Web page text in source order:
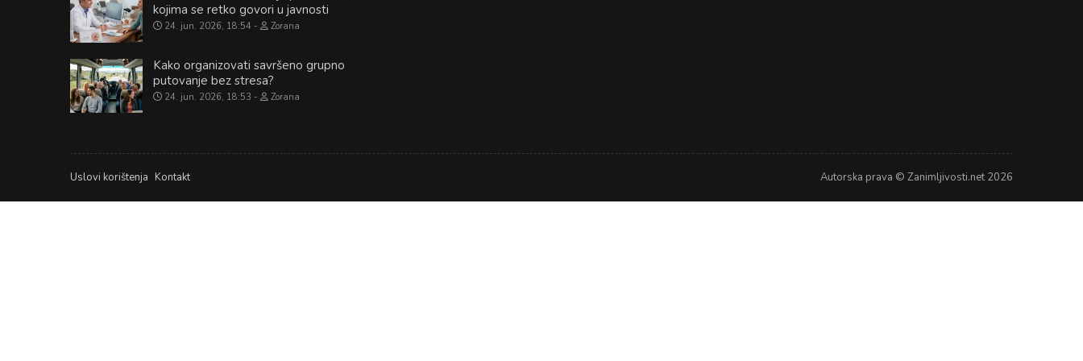
kojima se retko govori u javnosti
24. jun. 2026, 18:54 Zorana
Kako organizovati savršeno grupno
putovanje bez stresa?
24. jun. 2026, 18:53 Zorana
Uslovi korištenja Kontakt Autorska prava © Zanimljivosti.net 2026